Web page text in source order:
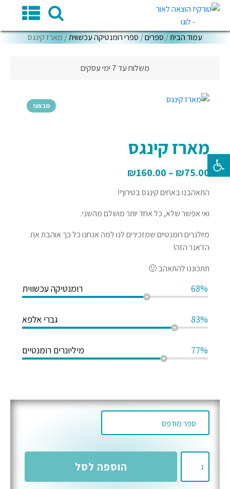
עמוד הבית/ ספרים/ ספרי רומנטיקה עכשווית/ מארז קינגס
משלוח עד 7 ימי עסקים
מבצע!
מארז קינגס
₪75.00
–
₪160.00
התאהבנו באחים קינגס בטירוף!
ואי אפשר שלא, כל אחד יותר מושלם מהשני.
מיולנרים רומנטיים שמזכירים לנו למה אנחנו כל כך אוהבת את
הז'אנר הזה!
תתכוננו להתאהב 🙂
רומנטיקה עכשווית 68%
גברי אלפא 83%
מיליונרים רומנטיים 77%
הוספה לסל
פתח סרגל נגישות